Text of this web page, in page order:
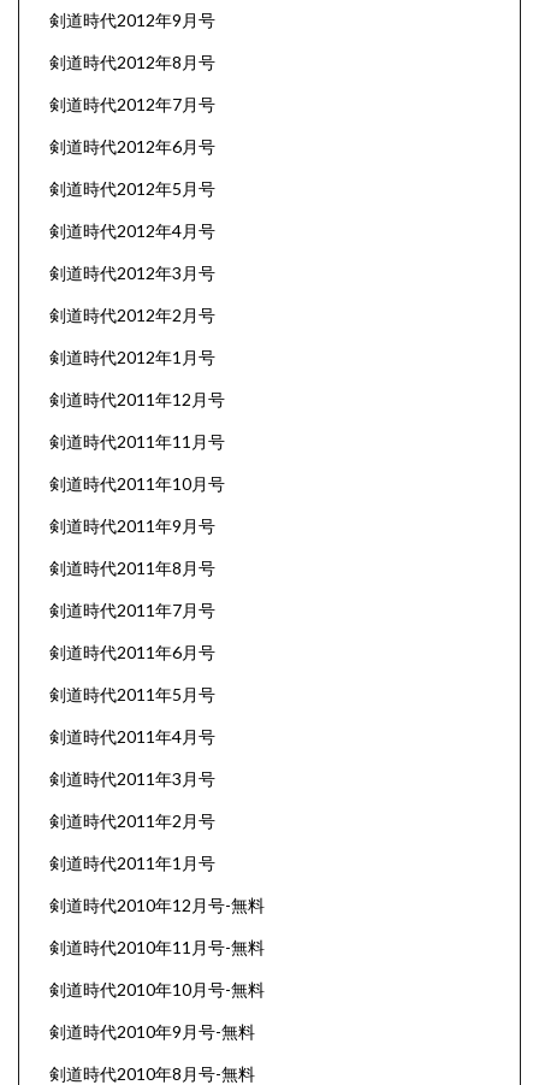
剣道時代2012年9月号
剣道時代2012年8月号
剣道時代2012年7月号
剣道時代2012年6月号
剣道時代2012年5月号
剣道時代2012年4月号
剣道時代2012年3月号
剣道時代2012年2月号
剣道時代2012年1月号
剣道時代2011年12月号
剣道時代2011年11月号
剣道時代2011年10月号
剣道時代2011年9月号
剣道時代2011年8月号
剣道時代2011年7月号
剣道時代2011年6月号
剣道時代2011年5月号
剣道時代2011年4月号
剣道時代2011年3月号
剣道時代2011年2月号
剣道時代2011年1月号
剣道時代2010年12月号-無料
剣道時代2010年11月号-無料
剣道時代2010年10月号-無料
剣道時代2010年9月号-無料
剣道時代2010年8月号-無料